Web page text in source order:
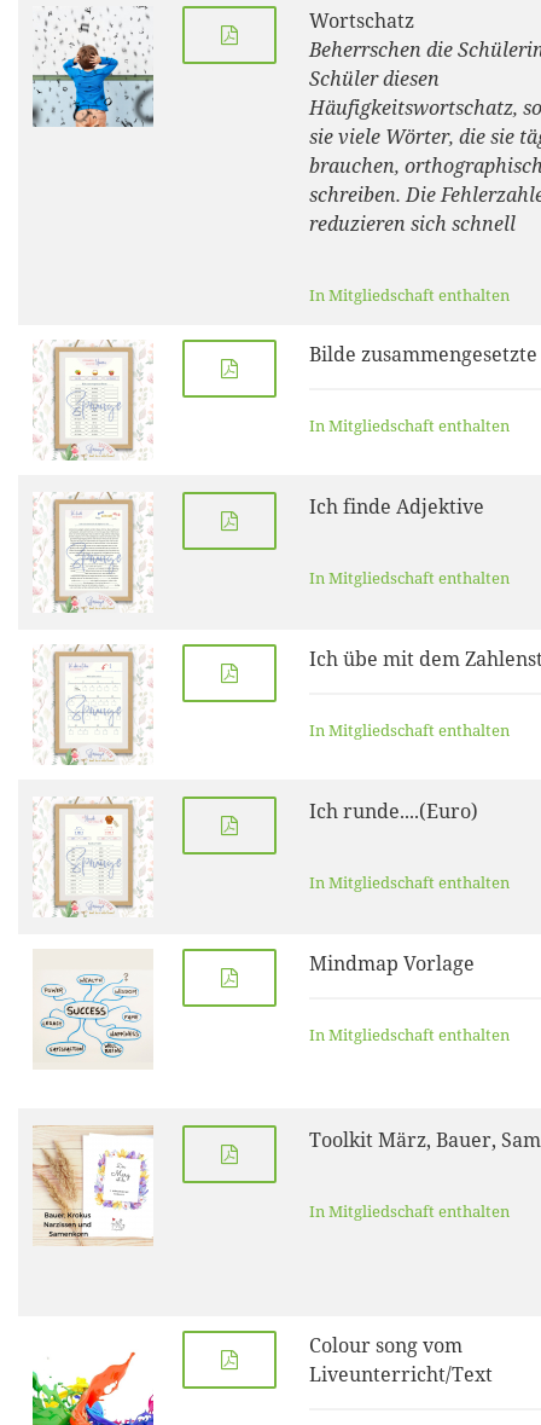
Wortschatz
Beherrschen die
Schüler diesen
Häufigkeitswortschatz,
sie viele Wörter, die sie
brauchen,
schreiben. Die
reduzieren sich schnell
In Mitgliedschaft enthalten
Bilde
In Mitgliedschaft enthalten
Ich finde Adjektive
In Mitgliedschaft enthalten
Ich übe mit dem
In Mitgliedschaft enthalten
Ich runde....(Euro)
In Mitgliedschaft enthalten
Mindmap Vorlage
In Mitgliedschaft enthalten
Toolkit März, Bauer,
In Mitgliedschaft enthalten
Colour song vom
Liveunterricht/Text